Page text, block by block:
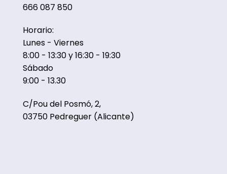
666 087 850
Horario:
Lunes - Viernes
8:00 - 13:30 y 16:30 - 19:30
Sábado
9:00 - 13.30
C/Pou del Posmó, 2,
03750 Pedreguer (Alicante)